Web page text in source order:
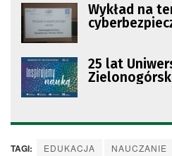
Wykład na
25 lat
TAGI: EDUKACJA
NAUCZANIE